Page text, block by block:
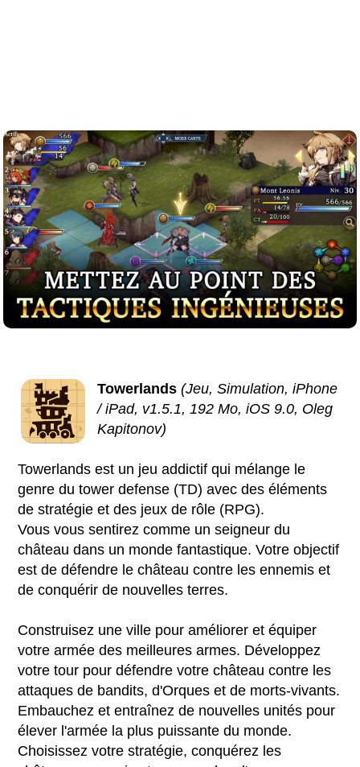
Towerlands (Jeu, Simulation, iPhone
/ iPad, v1.5.1, 192 Mo, iOS 9.0, Oleg
Kapitonov)
Towerlands est un jeu addictif qui mélange le
genre du tower defense (TD) avec des éléments
de stratégie et des jeux de rôle (RPG).
Vous vous sentirez comme un seigneur du
château dans un monde fantastique. Votre objectif
est de défendre le château contre les ennemis et
de conquérir de nouvelles terres.
Construisez une ville pour améliorer et équiper
votre armée des meilleures armes. Développez
votre tour pour défendre votre château contre les
attaques de bandits, d'Orques et de morts-vivants.
Embauchez et entraînez de nouvelles unités pour
élever l'armée la plus puissante du monde.
Choisissez votre stratégie, conquérez les